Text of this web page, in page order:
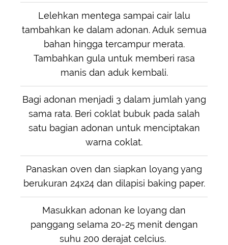
Lelehkan mentega sampai cair lalu
tambahkan ke dalam adonan. Aduk semua
bahan hingga tercampur merata.
Tambahkan gula untuk memberi rasa
manis dan aduk kembali.
Bagi adonan menjadi 3 dalam jumlah yang
sama rata. Beri coklat bubuk pada salah
satu bagian adonan untuk menciptakan
warna coklat.
Panaskan oven dan siapkan loyang yang
berukuran 24x24 dan dilapisi baking paper.
Masukkan adonan ke loyang dan
panggang selama 20-25 menit dengan
suhu 200 derajat celcius.